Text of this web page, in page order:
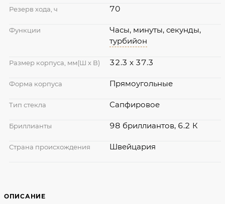
ОПИСАНИЕ
Резерв хода, ч 70
Функции
Часы, минуты, секунды,
турбийон
Размер корпуса, мм(Ш х В) 32.3 x 37.3
Форма корпуса Прямоугольные
Тип стекла Сапфировое
Бриллианты 98 бриллиантов, 6.2 К
Страна происхождения Швейцария